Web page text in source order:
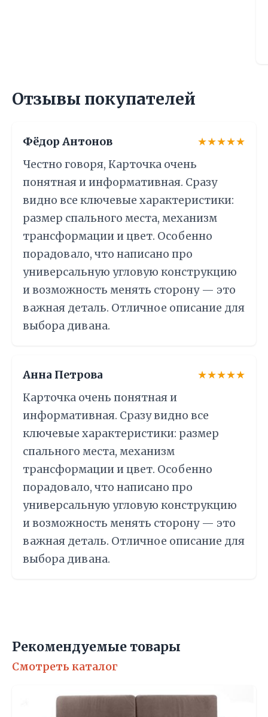
Отзывы покупателей
Фёдор Антонов
★★★★★
Честно говоря, Карточка очень
понятная и информативная. Сразу
видно все ключевые характеристики:
размер спального места, механизм
трансформации и цвет. Особенно
порадовало, что написано про
универсальную угловую конструкцию
и возможность менять сторону — это
важная деталь. Отличное описание для
выбора дивана.
Анна Петрова
★★★★★
Карточка очень понятная и
информативная. Сразу видно все
ключевые характеристики: размер
спального места, механизм
трансформации и цвет. Особенно
порадовало, что написано про
универсальную угловую конструкцию
и возможность менять сторону — это
важная деталь. Отличное описание для
выбора дивана.
Рекомендуемые товары
Смотреть каталог